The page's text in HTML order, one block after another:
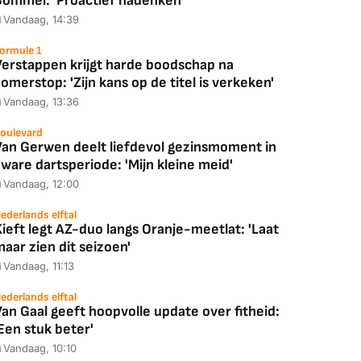
Vandaag, 14:39
1
krijgt harde boodschap na
'Zijn kans op de titel is verkeken'
Vandaag, 13:36
Gerwen deelt liefdevol gezinsmoment in
dartsperiode: 'Mijn kleine meid'
Vandaag, 12:00
elftal
legt AZ-duo langs Oranje-meetlat: 'Laat
zien dit seizoen'
Vandaag, 11:13
elftal
Gaal geeft hoopvolle update over fitheid:
stuk beter'
Vandaag, 10:10